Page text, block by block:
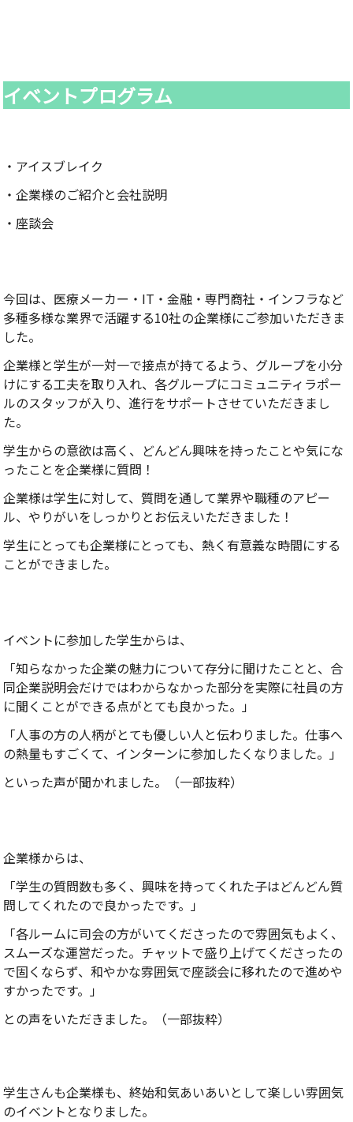
イベントプログラム
・アイスブレイク
・企業様のご紹介と会社説明
・座談会
今回は、医療メーカー・IT・金融・専門商社・インフラなど
多種多様な業界で活躍する10社の企業様にご参加いただきま
した。
企業様と学生が一対一で接点が持てるよう、グループを小分
けにする工夫を取り入れ、各グループにコミュニティラポー
ルのスタッフが入り、進行をサポートさせていただきまし
た。
学生からの意欲は高く、どんどん興味を持ったことや気にな
ったことを企業様に質問！
企業様は学生に対して、質問を通して業界や職種のアピー
ル、やりがいをしっかりとお伝えいただきました！
学生にとっても企業様にとっても、熱く有意義な時間にする
ことができました。
イベントに参加した学生からは、
「知らなかった企業の魅力について存分に聞けたことと、合
同企業説明会だけではわからなかった部分を実際に社員の方
に聞くことができる点がとても良かった。」
「人事の方の人柄がとても優しい人と伝わりました。仕事へ
の熱量もすごくて、インターンに参加したくなりました。」
といった声が聞かれました。（一部抜粋）
企業様からは、
「学生の質問数も多く、興味を持ってくれた子はどんどん質
問してくれたので良かったです。」
「各ルームに司会の方がいてくださったので雰囲気もよく、
スムーズな運営だった。チャットで盛り上げてくださったの
で固くならず、和やかな雰囲気で座談会に移れたので進めや
すかったです。」
との声をいただきました。（一部抜粋）
学生さんも企業様も、終始和気あいあいとして楽しい雰囲気
のイベントとなりました。